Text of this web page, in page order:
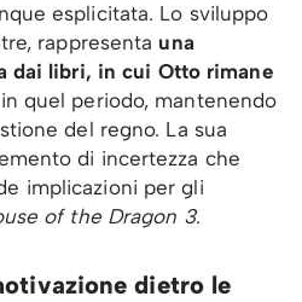
esplicitata. Lo sviluppo
rappresenta una
dai libri, in cui Otto rimane
in quel periodo, mantenendo
del regno. La sua
di incertezza che
implicazioni per gli
of the Dragon 3.
dietro le